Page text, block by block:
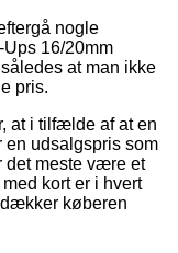
nogle
16/20mm
at man ikke
pris.
at i tilfælde af at en
en udsalgspris som
det meste være et
kort er i hvert
køberen